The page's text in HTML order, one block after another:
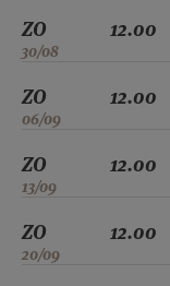
ZO
30/08
12.00
ZO
06/09
12.00
ZO
13/09
12.00
ZO
20/09
12.00